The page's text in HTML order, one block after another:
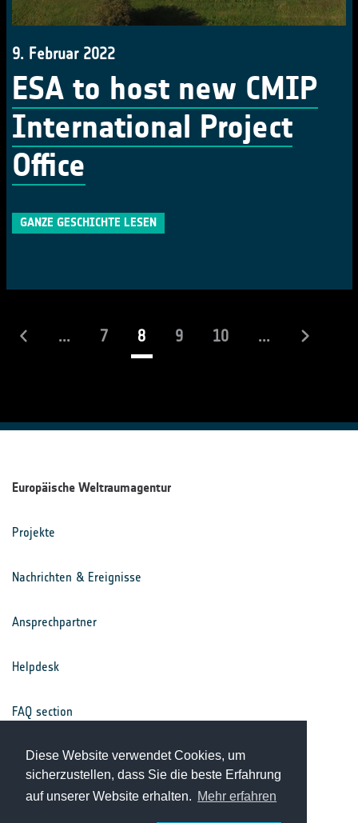
Diese Website verwendet Cookies, um
sicherzustellen, dass Sie die beste Erfahrung
auf unserer Website erhalten. Mehr erfahren
9. Februar 2022
ESA to host new CMIP
International Project
Office
GANZE GESCHICHTE LESEN
... 7 8(laufend)
9 10 ...
Europäische Weltraumagentur
Projekte
Nachrichten & Ereignisse
Ansprechpartner
Helpdesk
FAQ section
Nutzungsbedingungen
Datenschutz